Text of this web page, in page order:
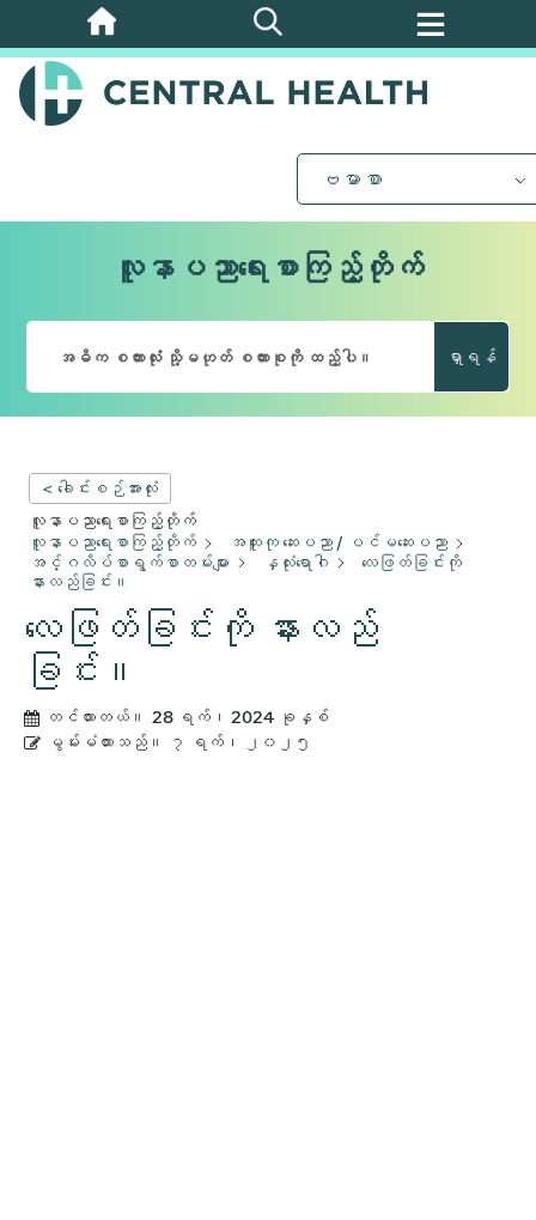
အဓိက
အကြောင်းအရာ
သို့
ဗမာစာ
လူနာပညာရေးစာကြည့်တိုက်
ရှာရန်
< ခေါင်းစဉ်အားလုံး
လူနာပညာရေးစာကြည့်တိုက်
လူနာပညာရေးစာကြည့်တိုက်
အထူးကု ဆေးပညာ / ပင်မဆေးပညာ
အင်္ဂလိပ်စာရွက်စာတမ်းများ
နှလုံးရောဂါ
လေဖြတ်ခြင်းကို
နားလည်ခြင်း။
လေဖြတ်ခြင်းကို နားလည်
ခြင်း။
တင်ထားတယ်။ 28 ရက်၊ 2024 ခုနှစ်
မွမ်းမံထားသည်။
၇ ရက်၊ ၂၀၂၅